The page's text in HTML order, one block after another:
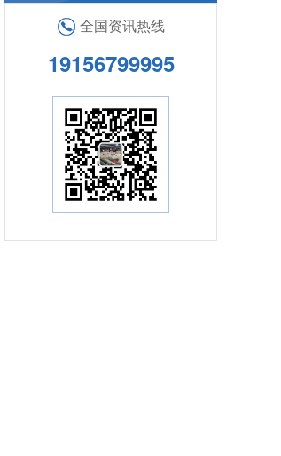
全国资讯热线
19156799995